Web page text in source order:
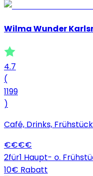
Wilma Wunder
4.7
(
1199
)
Café, Drinks, Frühstück
€€€€
2für1 Haupt- o.
10€ Rabatt